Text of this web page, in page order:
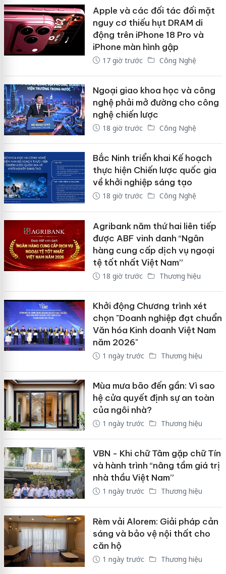
Apple và các đối tác đối mặt
nguy cơ thiếu hụt DRAM di
động trên iPhone 18 Pro và
iPhone màn hình gập
17 giờ trước Công Nghệ
Ngoại giao khoa học và công
nghệ phải mở đường cho công
nghệ chiến lược
18 giờ trước Công Nghệ
Bắc Ninh triển khai Kế hoạch
thực hiện Chiến lược quốc gia
về khởi nghiệp sáng tạo
18 giờ trước Công Nghệ
Agribank năm thứ hai liên tiếp
được ABF vinh danh “Ngân
hàng cung cấp dịch vụ ngoại
tệ tốt nhất Việt Nam”
18 giờ trước Thương hiệu
Khởi động Chương trình xét
chọn "Doanh nghiệp đạt chuẩn
Văn hóa Kinh doanh Việt Nam
năm 2026"
1 ngày trước Thương hiệu
Mùa mưa bão đến gần: Vì sao
hệ cửa quyết định sự an toàn
của ngôi nhà?
1 ngày trước Thương hiệu
VBN - Khi chữ Tâm gặp chữ Tín
và hành trình “nâng tầm giá trị
nhà thầu Việt Nam”
1 ngày trước Thương hiệu
Rèm vải Alorem: Giải pháp cản
sáng và bảo vệ nội thất cho
căn hộ
1 ngày trước Thương hiệu